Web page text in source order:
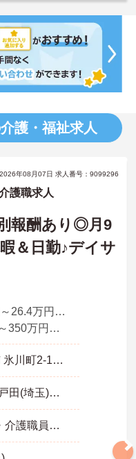
護・福祉求人
年08月07日 求人番号：9099296
護職求人
報酬あり◎月9
＆日勤♪デイサ
月収 23.4万円～26.4万円程度 諸手当込
年収 314万円～350万円程度（諸手当込み）、別途賞与年2回支給
埼玉県 戸田市 氷川町2-16-23
ＪＲ埼京線「戸田(埼玉)駅」徒歩17分
■介護福祉士・介護職員初任者研修（ヘルパー2級）以上 ※ブランク可能